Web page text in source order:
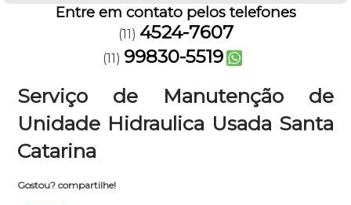
Entre em contato pelos telefones
(11) 4524-7607
(11) 99830-5519
Serviço de Manutenção de
Unidade Hidraulica Usada Santa
Catarina
Gostou? compartilhe!